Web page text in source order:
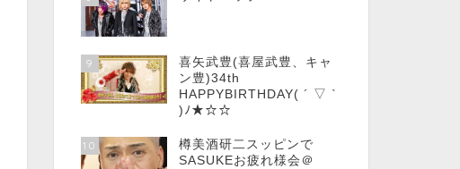
9
喜矢武豊(喜屋武豊、キャ
ン豊)34th
HAPPYBIRTHDAY( ´ ▽ `
)ﾉ★☆☆
10
樽美酒研二スッピンで
SASUKEお疲れ様会＠